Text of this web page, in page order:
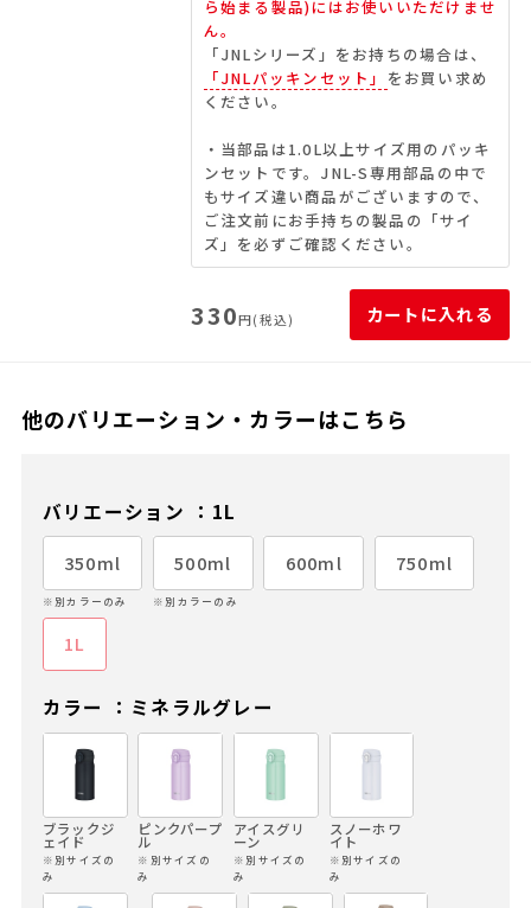
ら始まる製品)にはお使いいただけませ
ん。
「JNLシリーズ」をお持ちの場合は、
「JNLパッキンセット」 をお買い求め
ください。
・当部品は1.0L以上サイズ用のパッキ
ンセットです。JNL-S専用部品の中で
もサイズ違い商品がございますので、
ご注文前にお手持ちの製品の「サイ
ズ」を必ずご確認ください。
330円(税込) カートに入れる
他のバリエーション・カラーはこちら
バリエーション ：1L
350ml
※別カラーのみ
500ml
※別カラーのみ
600ml 750ml
1L
カラー ：ミネラルグレー
ブラックジ
ェイド
※別サイズの
み
ピンクパープ
ル
※別サイズの
み
アイスグリ
ーン
※別サイズの
み
スノーホワ
イト
※別サイズの
み